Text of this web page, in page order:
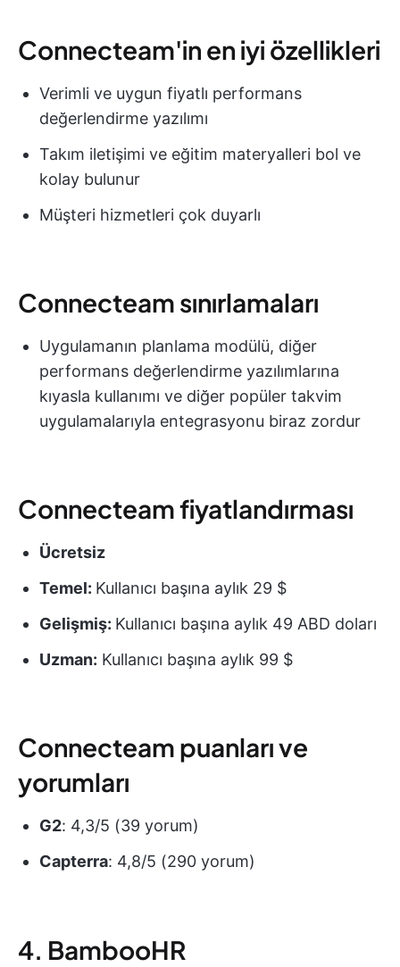
Connecteam'in en iyi özellikleri
Verimli ve uygun fiyatlı performans
değerlendirme yazılımı
Takım iletişimi ve eğitim materyalleri bol ve
kolay bulunur
Müşteri hizmetleri çok duyarlı
Connecteam sınırlamaları
Uygulamanın planlama modülü, diğer
performans değerlendirme yazılımlarına
kıyasla kullanımı ve diğer popüler takvim
uygulamalarıyla entegrasyonu biraz zordur
Connecteam fiyatlandırması
Ücretsiz
Temel: Kullanıcı başına aylık 29 $
Gelişmiş: Kullanıcı başına aylık 49 ABD doları
Uzman: Kullanıcı başına aylık 99 $
Connecteam puanları ve
yorumları
G2: 4,3/5 (39 yorum)
Capterra: 4,8/5 (290 yorum)
4. BambooHR